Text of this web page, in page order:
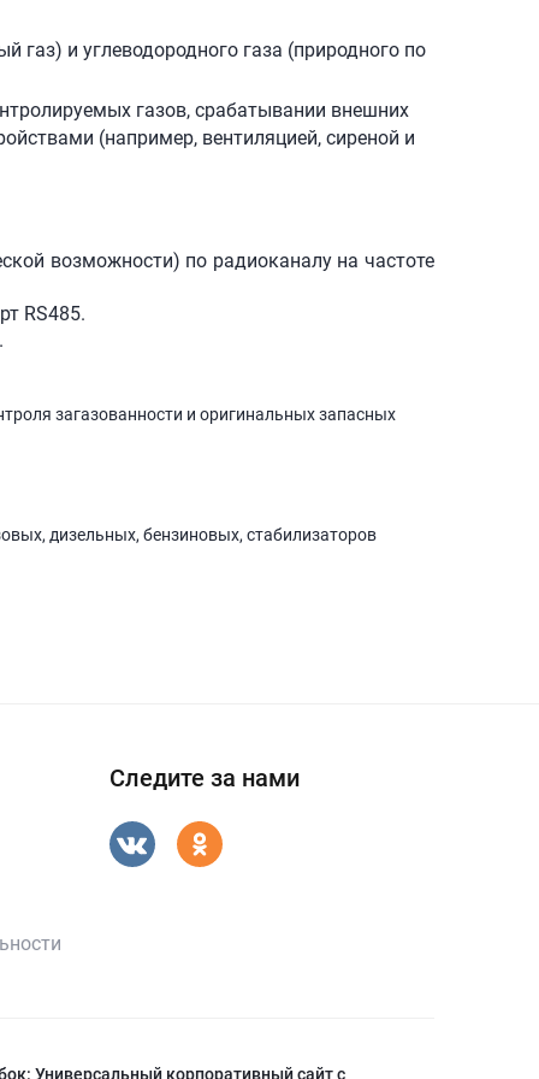
газ) и углеводородного газа (природного по
газов, срабатывании внешних
(например, вентиляцией, сиреной и
возможности) по радиоканалу на частоте
RS485.
загазованности и оригинальных запасных
дизельных, бензиновых, стабилизаторов
Следите за нами
Универсальный корпоративный сайт с